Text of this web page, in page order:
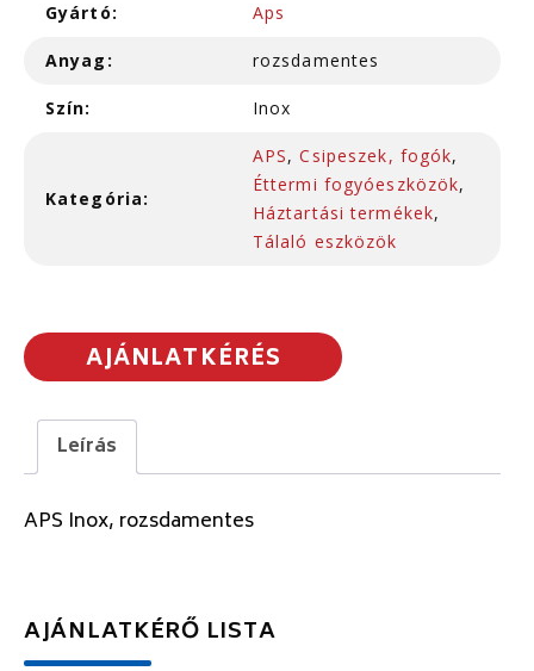
Gyártó: Aps
Anyag: rozsdamentes
Szín: Inox
Kategória:
APS,Csipeszek, fogók,
Éttermi fogyóeszközök,
Háztartási termékek,
Tálaló eszközök
AJÁNLATKÉRÉS
Leírás
APS Inox, rozsdamentes
AJÁNLATKÉRŐ LISTA